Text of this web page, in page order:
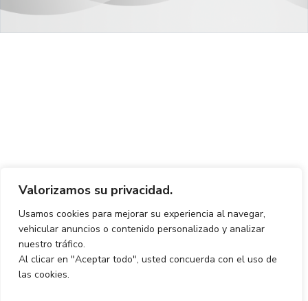
Valorizamos su privacidad.
Usamos cookies para mejorar su experiencia al navegar,
vehicular anuncios o contenido personalizado y analizar
nuestro tráfico.
Al clicar en "Aceptar todo", usted concuerda con el uso de
las cookies.